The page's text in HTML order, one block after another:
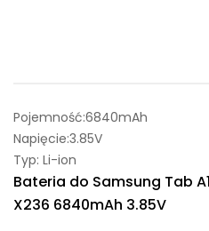
Pojemność:6840mAh
Napięcie:3.85V
Typ: Li-ion
Bateria do Samsung Tab
X236 6840mAh 3.85V